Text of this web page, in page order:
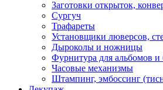
Заготовки открыток,
Сургуч
Трафареты
Установщики люверсов,
Дыроколы и ножницы
Фурнитура для альбомов
Часовые механизмы
Штампинг, эмбоссинг